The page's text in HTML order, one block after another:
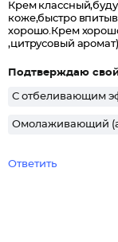
Крем
коже,быстро
хорошо.Крем
,цитрусовый
Подтверждаю
С отбеливающим
Омолаживающий
Ответить